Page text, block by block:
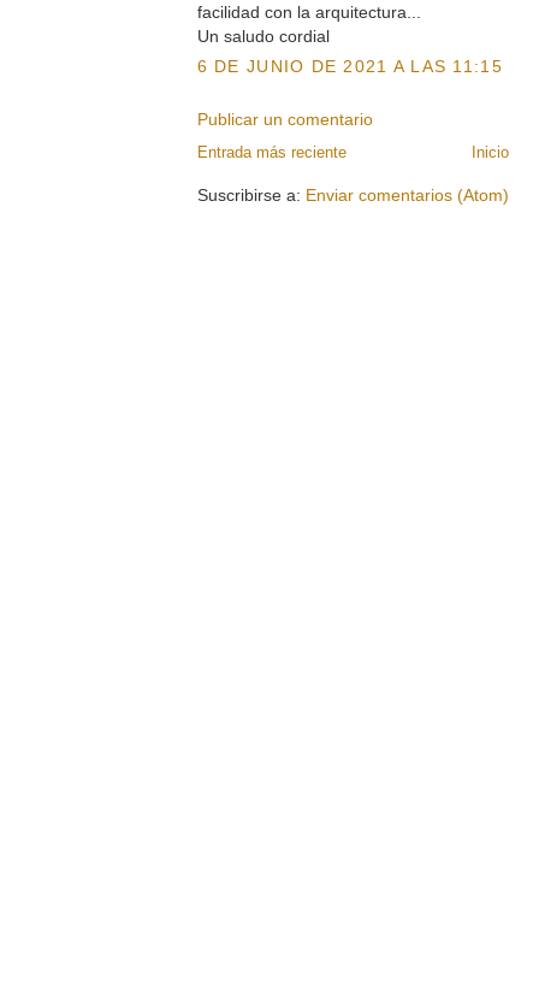
facilidad con la arquitectura...
Un saludo cordial
6 DE JUNIO DE 2021 A LAS 11:15
Publicar un comentario
Entrada más reciente Inicio
Suscribirse a: Enviar comentarios (Atom)